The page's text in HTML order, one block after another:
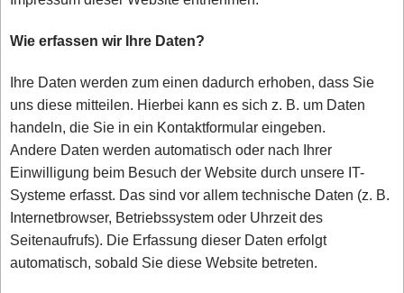
Wie erfassen wir Ihre Daten?
Ihre Daten werden zum einen dadurch erhoben, dass Sie
uns diese mitteilen. Hierbei kann es sich z. B. um Daten
handeln, die Sie in ein Kontaktformular eingeben.
Andere Daten werden automatisch oder nach Ihrer
Einwilligung beim Besuch der Website durch unsere IT-
Systeme erfasst. Das sind vor allem technische Daten (z. B.
Internetbrowser, Betriebssystem oder Uhrzeit des
Seitenaufrufs). Die Erfassung dieser Daten erfolgt
automatisch, sobald Sie diese Website betreten.